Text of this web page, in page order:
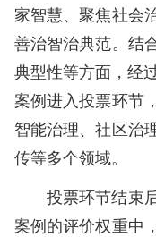
家智慧、聚焦社会
善治智治典范。结
典型性等方面，经
案例进入投票环节
智能治理、社区治
传等多个领域。
投票环节结束
案例的评价权重中